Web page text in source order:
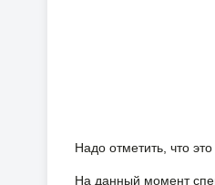
Надо отметить, что
На данный момент